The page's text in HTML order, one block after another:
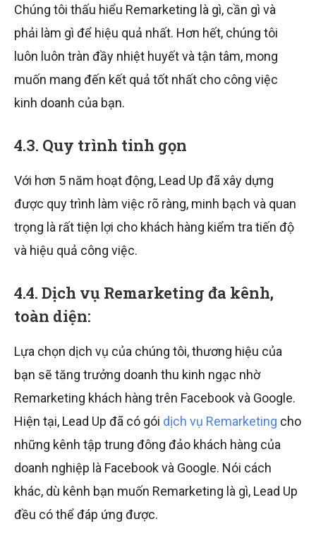
Chúng tôi thấu hiểu Remarketing là gì, cần gì và
phải làm gì để hiệu quả nhất. Hơn hết, chúng tôi
luôn luôn tràn đầy nhiệt huyết và tận tâm, mong
muốn mang đến kết quả tốt nhất cho công việc
kinh doanh của bạn.
4.3. Quy trình tinh gọn
Với hơn 5 năm hoạt động, Lead Up đã xây dựng
được quy trình làm việc rõ ràng, minh bạch và quan
trọng là rất tiện lợi cho khách hàng kiểm tra tiến độ
và hiệu quả công việc.
4.4. Dịch vụ Remarketing đa kênh,
toàn diện:
Lựa chọn dịch vụ của chúng tôi, thương hiệu của
bạn sẽ tăng trưởng doanh thu kinh ngạc nhờ
Remarketing khách hàng trên Facebook và Google.
Hiện tại, Lead Up đã có gói dịch vụ Remarketing cho
những kênh tập trung đông đảo khách hàng của
doanh nghiệp là Facebook và Google. Nói cách
khác, dù kênh bạn muốn Remarketing là gì, Lead Up
đều có thể đáp ứng được.